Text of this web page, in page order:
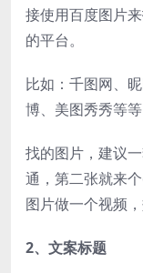
接使用百度图片
的平台。
比如：千图网、
博、美图秀秀等等
找的图片，建议
通，第二张就来
图片做一个视频，
2、文案标题